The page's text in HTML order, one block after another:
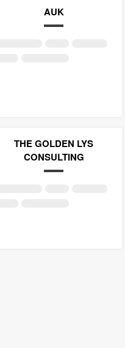
AUK
THE GOLDEN LYS
CONSULTING